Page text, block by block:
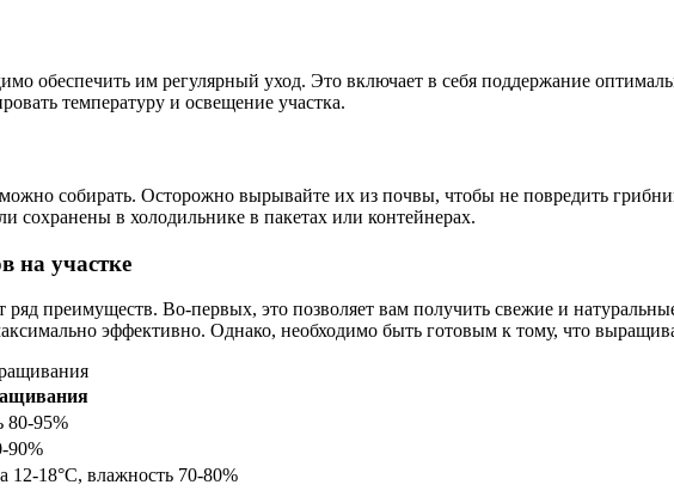
обеспечить им регулярный уход. Это включает в себя поддержание
температуру и освещение участка.
собирать. Осторожно вырывайте их из почвы, чтобы не повредить
сохранены в холодильнике в пакетах или контейнерах.
на участке
преимуществ. Во-первых, это позволяет вам получить свежие и
эффективно. Однако, необходимо быть готовым к тому, что
80-95%
90%
12-18°С, влажность 70-80%